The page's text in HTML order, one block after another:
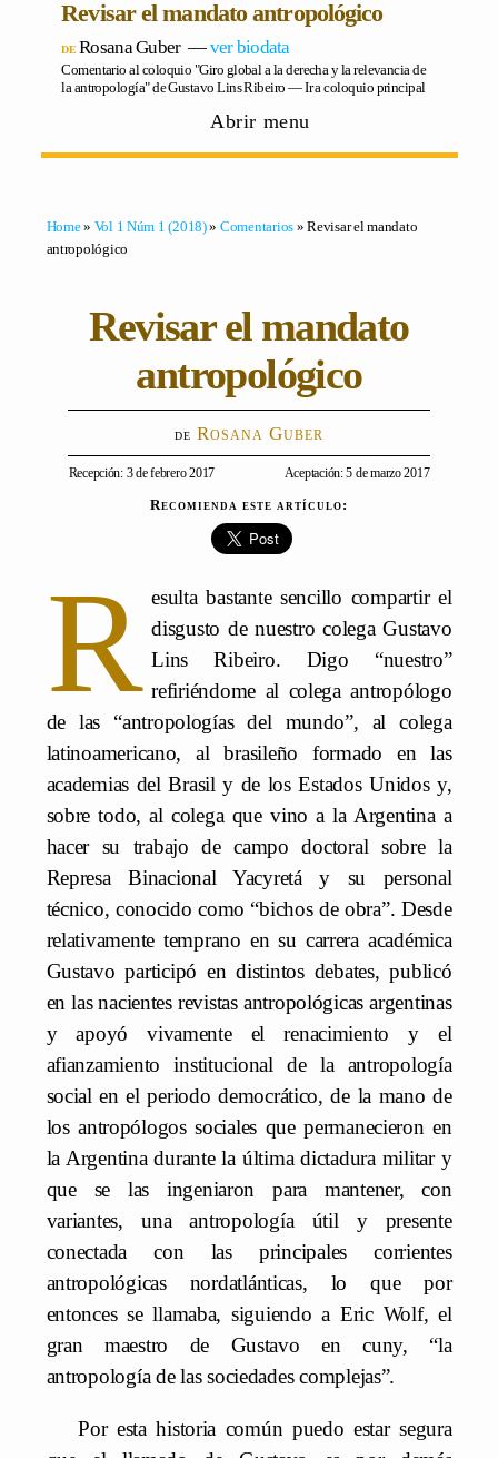
Revisar el mandato antropológico
Rosana Guber ―ver biodata
Comentario al coloquio "Giro global a la derecha y la relevancia de
la antropología" de Gustavo Lins Ribeiro ―Ir a coloquio principal
Abrir menu
Home» Vol 1 Núm 1 (2018)» Comentarios » Revisar el mandato
antropológico
Revisar el mandato
antropológico
Rosana Guber
Recepción: 3 de febrero 2017 Aceptación: 5 de marzo 2017
Recomienda este artículo:
R esulta bastante sencillo compartir el
disgusto de nuestro colega Gustavo
Lins Ribeiro. Digo “nuestro”
refiriéndome al colega antropólogo
de las “antropologías del mundo”, al colega
latinoamericano, al brasileño formado en las
academias del Brasil y de los Estados Unidos y,
sobre todo, al colega que vino a la Argentina a
hacer su trabajo de campo doctoral sobre la
Represa Binacional Yacyretá y su personal
técnico, conocido como “bichos de obra”. Desde
relativamente temprano en su carrera académica
Gustavo participó en distintos debates, publicó
en las nacientes revistas antropológicas argentinas
y apoyó vivamente el renacimiento y el
afianzamiento institucional de la antropología
social en el periodo democrático, de la mano de
los antropólogos sociales que permanecieron en
la Argentina durante la última dictadura militar y
que se las ingeniaron para mantener, con
variantes, una antropología útil y presente
conectada con las principales corrientes
antropológicas nordatlánticas, lo que por
entonces se llamaba, siguiendo a Eric Wolf, el
gran maestro de Gustavo en cuny, “la
antropología de las sociedades complejas”.
Por esta historia común puedo estar segura